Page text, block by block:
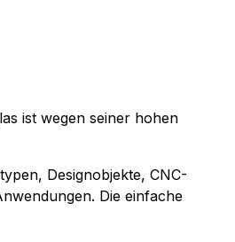
ist wegen seiner hohen
Designobjekte, CNC-
Die einfache